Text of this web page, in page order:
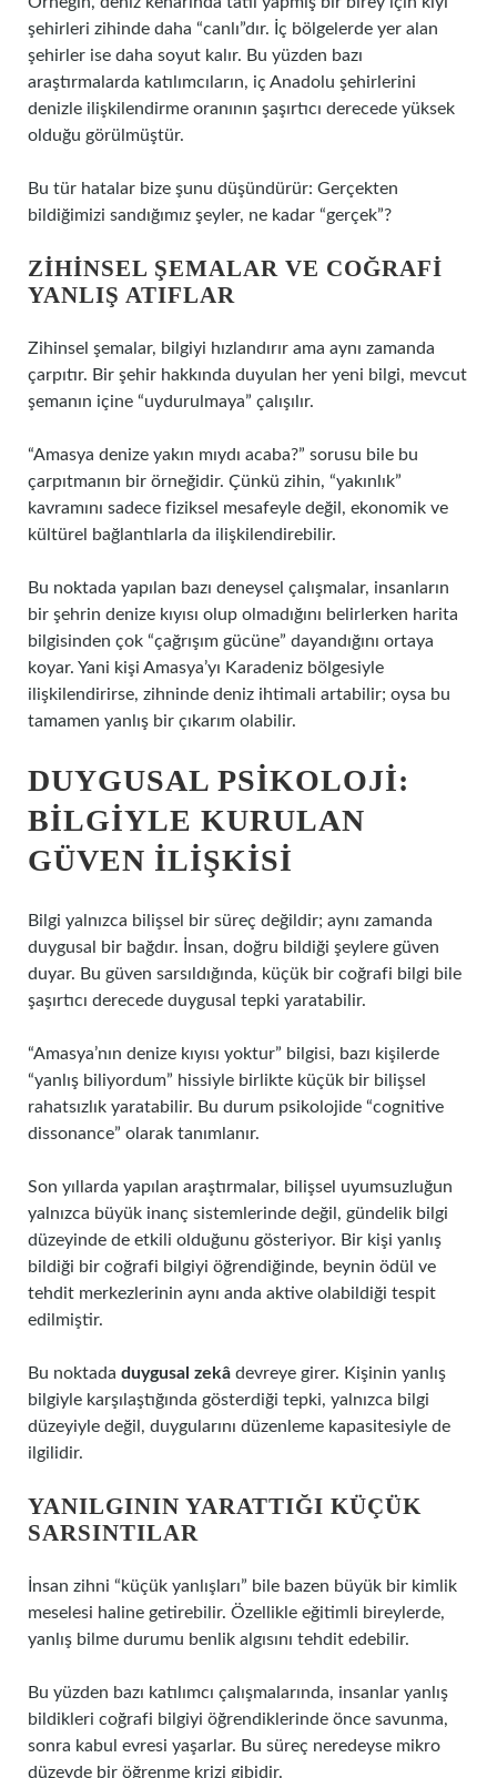
şehirleri zihinde daha “canlı”dır. İç bölgelerde yer alan
şehirler ise daha soyut kalır. Bu yüzden bazı
araştırmalarda katılımcıların, iç Anadolu şehirlerini
denizle ilişkilendirme oranının şaşırtıcı derecede yüksek
olduğu görülmüştür.
Bu tür hatalar bize şunu düşündürür: Gerçekten
bildiğimizi sandığımız şeyler, ne kadar “gerçek”?
ZIHINSEL ŞEMALAR VE COĞRAFI
YANLIŞ ATIFLAR
Zihinsel şemalar, bilgiyi hızlandırır ama aynı zamanda
çarpıtır. Bir şehir hakkında duyulan her yeni bilgi, mevcut
şemanın içine “uydurulmaya” çalışılır.
“Amasya denize yakın mıydı acaba?” sorusu bile bu
çarpıtmanın bir örneğidir. Çünkü zihin, “yakınlık”
kavramını sadece fiziksel mesafeyle değil, ekonomik ve
kültürel bağlantılarla da ilişkilendirebilir.
Bu noktada yapılan bazı deneysel çalışmalar, insanların
bir şehrin denize kıyısı olup olmadığını belirlerken harita
bilgisinden çok “çağrışım gücüne” dayandığını ortaya
koyar. Yani kişi Amasya’yı Karadeniz bölgesiyle
ilişkilendirirse, zihninde deniz ihtimali artabilir; oysa bu
tamamen yanlış bir çıkarım olabilir.
DUYGUSAL PSIKOLOJI:
BILGIYLE KURULAN
GÜVEN ILIŞKISI
Bilgi yalnızca bilişsel bir süreç değildir; aynı zamanda
duygusal bir bağdır. İnsan, doğru bildiği şeylere güven
duyar. Bu güven sarsıldığında, küçük bir coğrafi bilgi bile
şaşırtıcı derecede duygusal tepki yaratabilir.
“Amasya’nın denize kıyısı yoktur” bilgisi, bazı kişilerde
“yanlış biliyordum” hissiyle birlikte küçük bir bilişsel
rahatsızlık yaratabilir. Bu durum psikolojide “cognitive
dissonance” olarak tanımlanır.
Son yıllarda yapılan araştırmalar, bilişsel uyumsuzluğun
yalnızca büyük inanç sistemlerinde değil, gündelik bilgi
düzeyinde de etkili olduğunu gösteriyor. Bir kişi yanlış
bildiği bir coğrafi bilgiyi öğrendiğinde, beynin ödül ve
tehdit merkezlerinin aynı anda aktive olabildiği tespit
edilmiştir.
Bu noktada duygusal zekâ devreye girer. Kişinin yanlış
bilgiyle karşılaştığında gösterdiği tepki, yalnızca bilgi
düzeyiyle değil, duygularını düzenleme kapasitesiyle de
ilgilidir.
YANILGININ YARATTIĞI KÜÇÜK
SARSINTILAR
İnsan zihni “küçük yanlışları” bile bazen büyük bir kimlik
meselesi haline getirebilir. Özellikle eğitimli bireylerde,
yanlış bilme durumu benlik algısını tehdit edebilir.
Bu yüzden bazı katılımcı çalışmalarında, insanlar yanlış
bildikleri coğrafi bilgiyi öğrendiklerinde önce savunma,
sonra kabul evresi yaşarlar. Bu süreç neredeyse mikro
düzeyde bir öğrenme krizi gibidir.